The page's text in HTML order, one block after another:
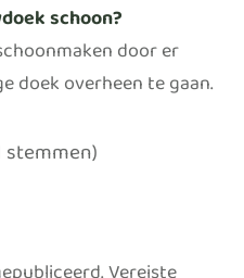
schoon?
door er
doek overheen te gaan.
stemmen)